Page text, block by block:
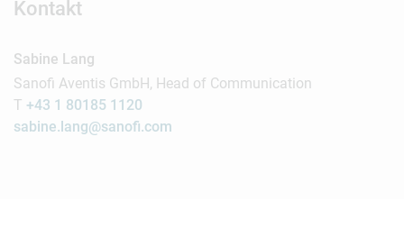
Kontakt
Sabine Lang
Sanofi Aventis GmbH, Head of Communication
T +43 1 80185 1120
sabine.lang@sanofi.com